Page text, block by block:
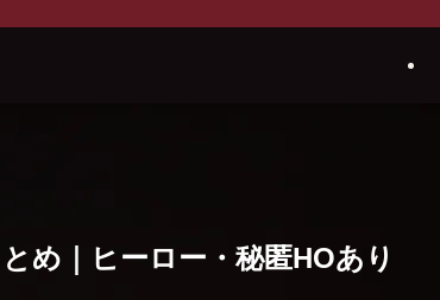
め｜ヒーロー・秘匿HOあり